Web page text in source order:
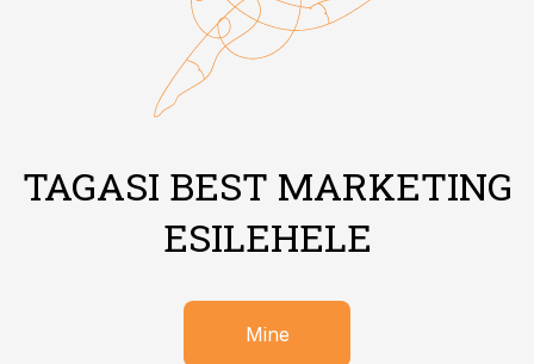
TAGASI BEST MARKETING
ESILEHELE
Mine